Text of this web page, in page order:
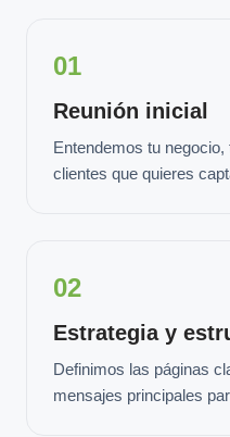
01
Reunión inicial
Entendemos tu
clientes que quieres
02
Estrategia y
Definimos las páginas
mensajes principales